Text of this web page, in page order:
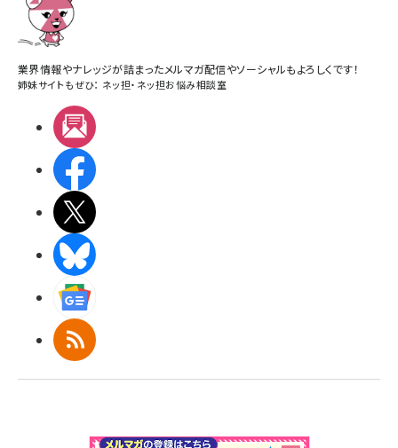
業界情報やナレッジが詰まったメルマガ配信やソーシャルもよろしくです！
姉妹サイトもぜひ： ネッ担・ ネッ担お悩み相談室
RSS